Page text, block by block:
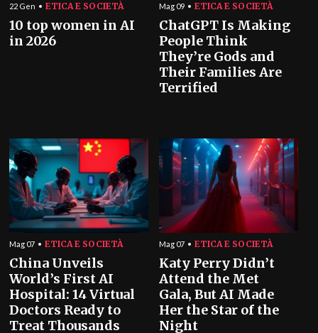
22 Gen ETICA E SOCIETÀ
10 top women in AI
in 2026
Mag 09 ETICA E SOCIETÀ
ChatGPT Is Making
People Think
They’re Gods and
Their Families Are
Terrified
Mag 07 ETICA E SOCIETÀ
China Unveils
World’s First AI
Hospital: 14 Virtual
Doctors Ready to
Treat Thousands
Mag 07 ETICA E SOCIETÀ
Katy Perry Didn’t
Attend the Met
Gala, But AI Made
Her the Star of the
Night